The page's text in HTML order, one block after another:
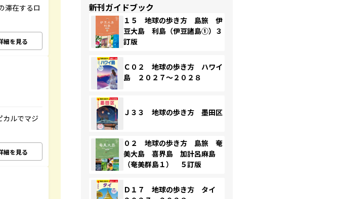
滞在するロ
細を見る
カルでマジ
細を見る
新刊ガイドブック
１５ 地球の歩き方 島旅 伊
豆大島 利島（伊豆諸島①）３
訂版
Ｃ０２ 地球の歩き方 ハワイ
島 ２０２７～２０２８
Ｊ３３ 地球の歩き方 墨田区
０２ 地球の歩き方 島旅 奄
美大島 喜界島 加計呂麻島
（奄美群島１） ５訂版
Ｄ１７ 地球の歩き方 タイ